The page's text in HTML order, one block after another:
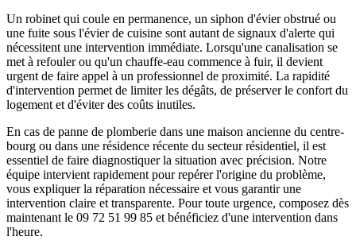
Un robinet qui coule en permanence, un siphon d'évier obstrué ou
une fuite sous l'évier de cuisine sont autant de signaux d'alerte qui
nécessitent une intervention immédiate. Lorsqu'une canalisation se
met à refouler ou qu'un chauffe-eau commence à fuir, il devient
urgent de faire appel à un professionnel de proximité. La rapidité
d'intervention permet de limiter les dégâts, de préserver le confort du
logement et d'éviter des coûts inutiles.
En cas de panne de plomberie dans une maison ancienne du centre-
bourg ou dans une résidence récente du secteur résidentiel, il est
essentiel de faire diagnostiquer la situation avec précision. Notre
équipe intervient rapidement pour repérer l'origine du problème,
vous expliquer la réparation nécessaire et vous garantir une
intervention claire et transparente. Pour toute urgence, composez dès
maintenant le 09 72 51 99 85 et bénéficiez d'une intervention dans
l'heure.